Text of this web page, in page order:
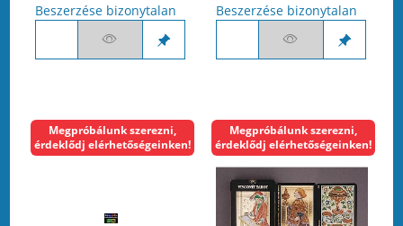
Beszerzése bizonytalan Beszerzése bizonytalan
Megpróbálunk szerezni,
érdeklődj elérhetőségeinken!
Megpróbálunk szerezni,
érdeklődj elérhetőségeinken!